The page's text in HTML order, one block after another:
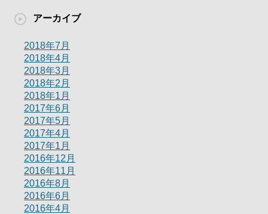
アーカイブ
2018年7月
2018年4月
2018年3月
2018年2月
2018年1月
2017年6月
2017年5月
2017年4月
2017年1月
2016年12月
2016年11月
2016年8月
2016年6月
2016年4月